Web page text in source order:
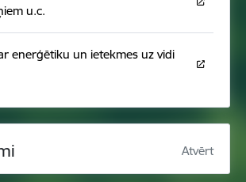
u.c.
enerģētiku un ietekmes uz vidi
Atvērt